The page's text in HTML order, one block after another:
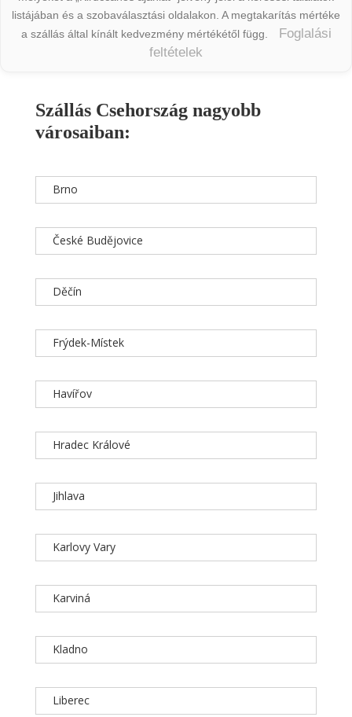
listájában és a szobaválasztási oldalakon. A megtakarítás mértéke
a szállás által kínált kedvezmény mértékétől függ.
Foglalási
feltételek
Szállás Csehország nagyobb
városaiban:
Brno
České Budějovice
Děčín
Frýdek-Místek
Havířov
Hradec Králové
Jihlava
Karlovy Vary
Karviná
Kladno
Liberec